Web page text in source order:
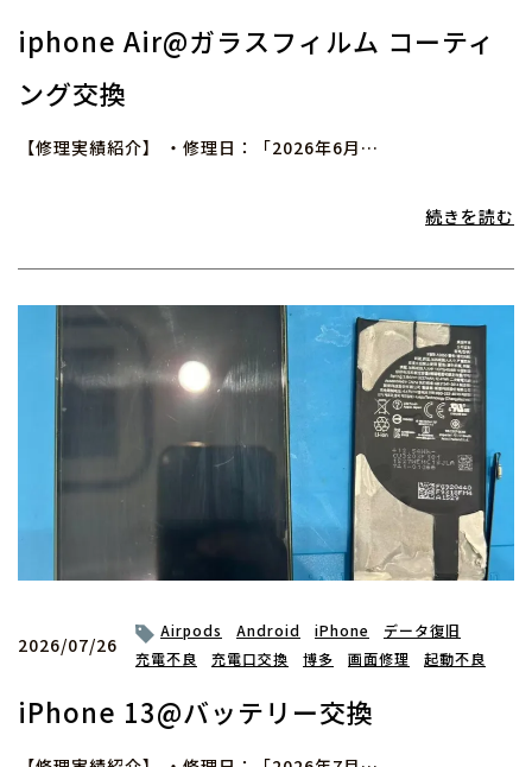
iphone Air@ガラスフィルム コーティ
ング交換
【修理実績紹介】 ・修理日：「2026年6月…
続きを読む
2026/07/26
Airpods Android iPhone
データ復旧
充電不良
充電口交換 博多 画面修理 起動不良
iPhone 13@バッテリー交換